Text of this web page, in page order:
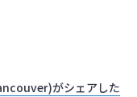
がシェアした